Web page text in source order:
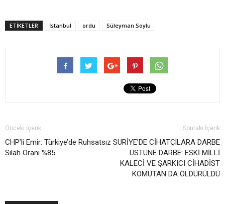
ETIKETLER İstanbul ordu Süleyman Soylu
Önceki İçerik
CHP’li Emir: Türkiye’de Ruhsatsız
Silah Oranı %85
Sonraki İçerik
SURİYE’DE CİHATÇILARA DARBE
ÜSTÜNE DARBE: ESKİ MİLLİ
KALECİ VE ŞARKICI CİHADİST
KOMUTAN DA ÖLDÜRÜLDÜ